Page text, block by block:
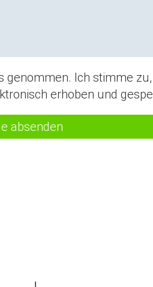
genommen. Ich stimme
erhoben und
absenden